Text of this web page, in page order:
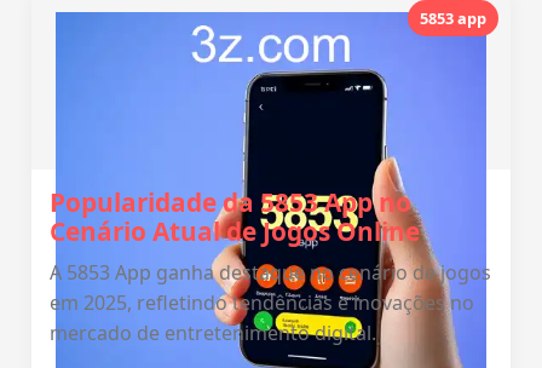
5853 app
Popularidade da 5853 App no
Cenário Atual de Jogos Online
A 5853 App ganha destaque no cenário de jogos
em 2025, refletindo tendências e inovações no
mercado de entretenimento digital.